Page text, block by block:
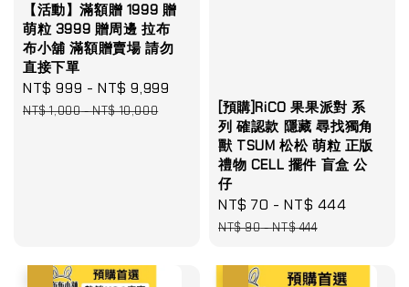
【活動】滿額贈 1999 贈
萌粒 3999 贈周邊 拉布
布小舖 滿額贈賣場 請勿
直接下單
Sale
price
NT$ 999 -NT$ 9,999
NT$ 1,000-NT$ 10,000
[預購]RiCO 果果派對 系
列 確認款 隱藏 尋找獨角
獸 TSUM 松松 萌粒 正版
禮物 CELL 擺件 盲盒 公
仔
Sale
price
NT$ 70 -NT$ 444
NT$ 90-NT$ 444